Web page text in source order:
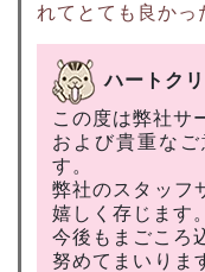
れてとても良かっ
ハートク
この度は弊社サ
および貴重な
す。
弊社のスタッフ
嬉しく存じます。
今後もまごころ
努めてまいりま